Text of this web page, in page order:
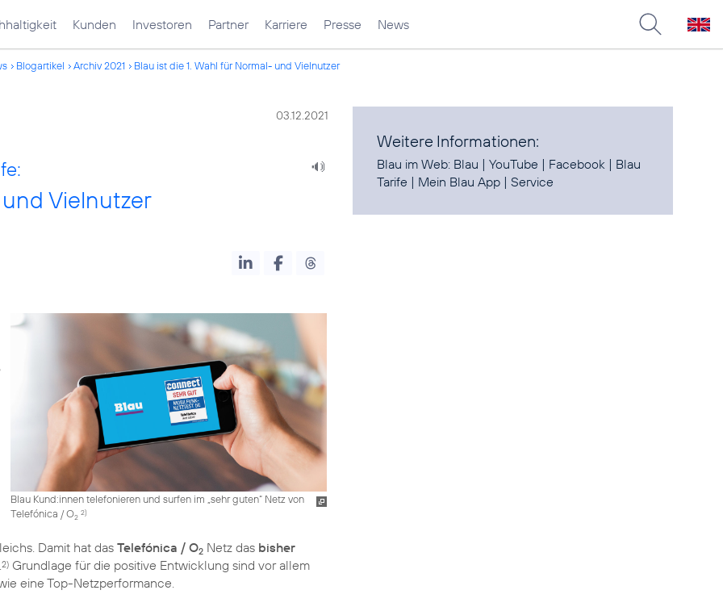
Kunden Investoren Partner Karriere Presse News
Blogartikel Archiv 2021 Blau ist die 1. Wahl für Normal- und Vielnutzer
03.12.2021
Vielnutzer
Blau Kund:innen telefonieren und surfen im „sehr guten“ Netz von
Telefónica / O2
2)
Damit hat das Telefónica / O2 Netz das bisher
2) Grundlage für die positive Entwicklung sind vor allem
eine Top-Netzperformance.
Weitere Informationen:
Blau im Web: Blau |YouTube | Facebook | Blau
Tarife | Mein Blau App |Service